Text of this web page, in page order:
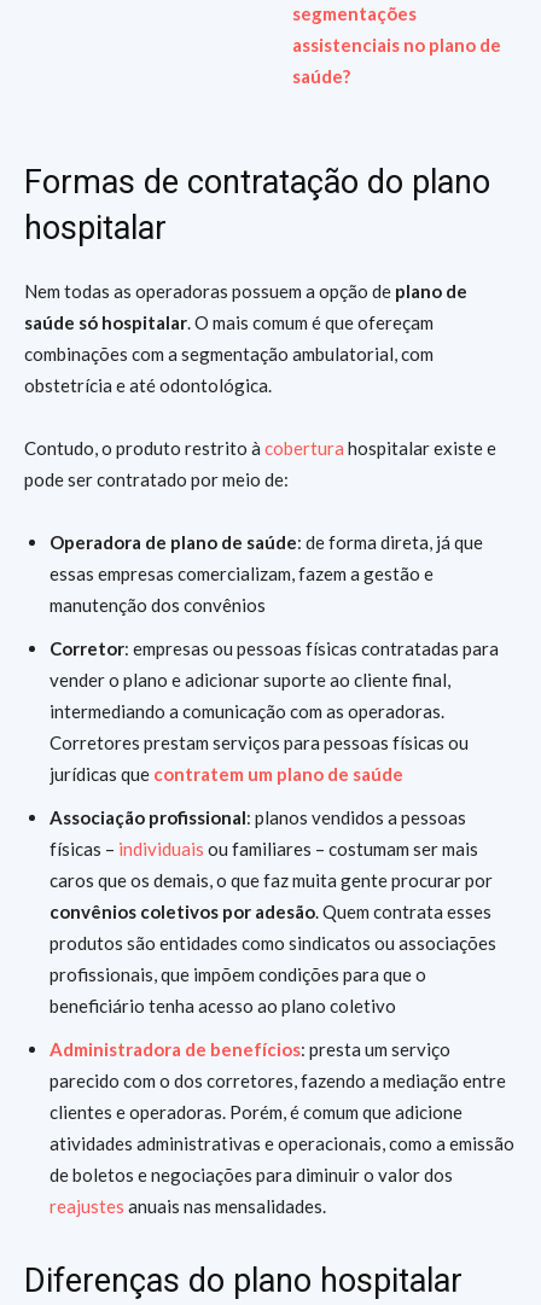
segmentações
assistenciais no plano de
saúde?
Formas de contratação do plano
hospitalar
Nem todas as operadoras possuem a opção de plano de
saúde só hospitalar . O mais comum é que ofereçam
combinações com a segmentação ambulatorial, com
obstetrícia e até odontológica.
Contudo, o produto restrito à cobertura hospitalar existe e
pode ser contratado por meio de:
Operadora de plano de saúde: de forma direta, já que
essas empresas comercializam, fazem a gestão e
manutenção dos convênios
Corretor: empresas ou pessoas físicas contratadas para
vender o plano e adicionar suporte ao cliente final,
intermediando a comunicação com as operadoras.
Corretores prestam serviços para pessoas físicas ou
jurídicas que contratem um plano de saúde
Associação profissional: planos vendidos a pessoas
físicas – individuais ou familiares – costumam ser mais
caros que os demais, o que faz muita gente procurar por
convênios coletivos por adesão . Quem contrata esses
produtos são entidades como sindicatos ou associações
profissionais, que impõem condições para que o
beneficiário tenha acesso ao plano coletivo
Administradora de benefícios: presta um serviço
parecido com o dos corretores, fazendo a mediação entre
clientes e operadoras. Porém, é comum que adicione
atividades administrativas e operacionais, como a emissão
de boletos e negociações para diminuir o valor dos
reajustes anuais nas mensalidades.
Diferenças do plano hospitalar